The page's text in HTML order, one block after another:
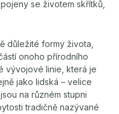
se životem skřítků,
důležité formy života,
onoho přírodního
vývojové linie, která je
jako lidská – velice
na různém stupni
tradičně nazývané